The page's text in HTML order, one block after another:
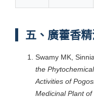
五、廣藿香
Swamy MK,
the
Activities of
Medicinal Plant of